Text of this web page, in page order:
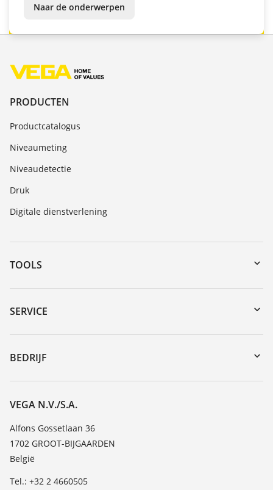
Naar de onderwerpen
PRODUCTEN
Productcatalogus
Niveaumeting
Niveaudetectie
Druk
Digitale dienstverlening
TOOLS
Downloads
Serienummer zoeken
DTM Collection/PACTware
SERVICE
Reparatieformulier instrument
Seminars
Bestendigheidslijst
TeamViewer
BEDRIJF
Vacature
Over VEGA
Contact
Nieuws
Persberichten
Blog
VEGA N.V./S.A.
Alfons Gossetlaan 36
1702 GROOT-BIJGAARDEN
België
Tel.: +32 2 4660505